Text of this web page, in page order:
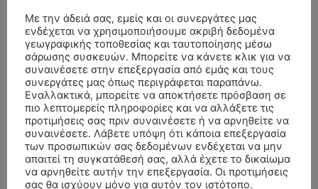
ΣΥΛΛΥΠΗΤΗΡΙΑ ΜΗΝΥΜΑΤΑ
ΠΑΝΑΓΙΩΤΗΣ IΩΑΚΕΙΜΙΔΗΣεπίΚΗΔΕΙΑ – ΔΕΥΤΕΡΑ 3/8/2026 –
ΣΠΥΡΙΔΟΥΛΑ Γ. ΣΕΪΤΑΝΙΔΟΥ ΕΤΩΝ 91
Αγγελική ΘωμουεπίΚΗΔΕΙΑ – ΔΕΥΤΕΡΑ 3/8/2026 – ΔΗΜΗΤΡΙΟΣ Σ.
Με την άδειά σας, εμείς και οι συνεργάτες μας
ενδέχεται να χρησιμοποιήσουμε ακριβή δεδομένα
γεωγραφικής τοποθεσίας και ταυτοποίησης μέσω
σάρωσης συσκευών. Μπορείτε να κάνετε κλικ για να
συναινέσετε στην επεξεργασία από εμάς και τους
συνεργάτες μας όπως περιγράφεται παραπάνω.
Εναλλακτικά, μπορείτε να αποκτήσετε πρόσβαση σε
πιο λεπτομερείς πληροφορίες και να αλλάξετε τις
προτιμήσεις σας πριν συναινέσετε ή να αρνηθείτε να
συναινέσετε. Λάβετε υπόψη ότι κάποια επεξεργασία
των προσωπικών σας δεδομένων ενδέχεται να μην
απαιτεί τη συγκατάθεσή σας, αλλά έχετε το δικαίωμα
να αρνηθείτε αυτήν την επεξεργασία. Οι προτιμήσεις
σας θα ισχύουν μόνο για αυτόν τον ιστότοπο.